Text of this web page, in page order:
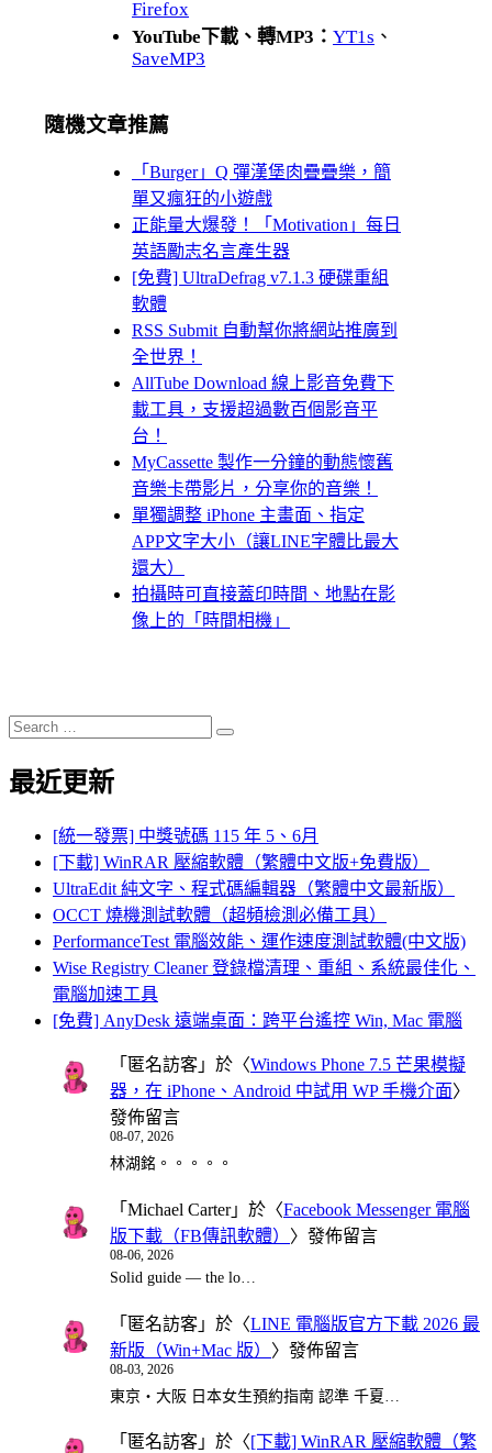
Firefox
YouTube下載、轉MP3： YT1s 、
SaveMP3
隨機文章推薦
「Burger」Q 彈漢堡肉疊疊樂，簡
單又瘋狂的小遊戲
正能量大爆發！「Motivation」每日
英語勵志名言產生器
[免費] UltraDefrag v7.1.3 硬碟重組
軟體
RSS Submit 自動幫你將網站推廣到
全世界！
AllTube Download 線上影音免費下
載工具，支援超過數百個影音平
台！
MyCassette 製作一分鐘的動態懷舊
音樂卡帶影片，分享你的音樂！
單獨調整 iPhone 主畫面、指定
APP文字大小（讓LINE字體比最大
還大）
拍攝時可直接蓋印時間、地點在影
像上的「時間相機」
Search
for:
Search
最近更新
[統一發票] 中獎號碼 115 年 5、6月
[下載] WinRAR 壓縮軟體（繁體中文版+免費版）
UltraEdit 純文字、程式碼編輯器（繁體中文最新版）
OCCT 燒機測試軟體（超頻檢測必備工具）
PerformanceTest 電腦效能、運作速度測試軟體(中文版)
Wise Registry Cleaner 登錄檔清理、重組、系統最佳化、
電腦加速工具
[免費] AnyDesk 遠端桌面：跨平台遙控 Win, Mac 電腦
「 匿名訪客 」於〈Windows Phone 7.5 芒果模擬
器，在 iPhone、Android 中試用 WP 手機介面〉
發佈留言
08-07, 2026
林湖銘。。。。。
「 Michael Carter」於〈Facebook Messenger 電腦
版下載（FB傳訊軟體） 〉發佈留言
08-06, 2026
Solid guide — the lo…
「 匿名訪客 」於〈LINE 電腦版官方下載 2026 最
新版（Win+Mac 版） 〉發佈留言
08-03, 2026
東京・大阪 日本女生預約指南 認準 千夏…
「 匿名訪客 」於〈[下載] WinRAR 壓縮軟體（繁